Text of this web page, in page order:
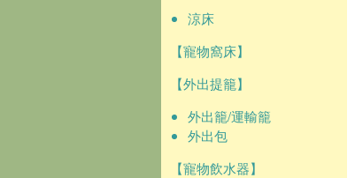
涼床
【寵物窩床】
【外出提籠】
外出籠/運輸籠
外出包
【寵物飲水器】